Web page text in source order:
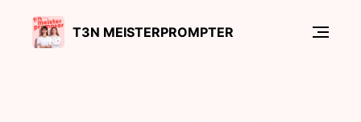
T3N MEISTERPROMPTER